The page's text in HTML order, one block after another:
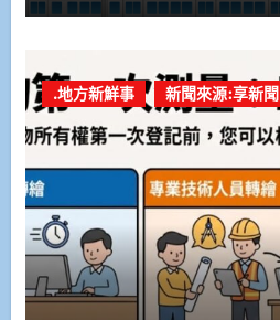
.地方新鮮事 新聞來源:享新聞